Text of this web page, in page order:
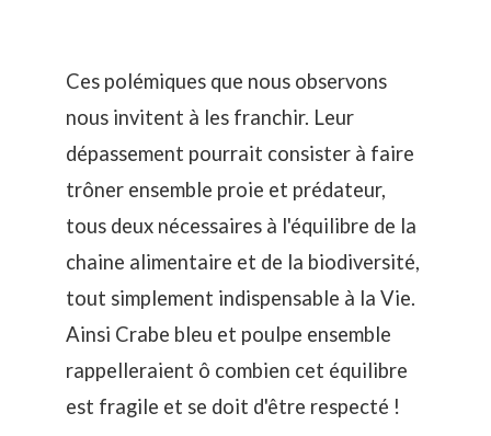
Ces polémiques que nous observons
nous invitent à les franchir. Leur
dépassement pourrait consister à faire
trôner ensemble proie et prédateur,
tous deux nécessaires à l'équilibre de la
chaine alimentaire et de la biodiversité,
tout simplement indispensable à la Vie.
Ainsi Crabe bleu et poulpe ensemble
rappelleraient ô combien cet équilibre
est fragile et se doit d'être respecté !